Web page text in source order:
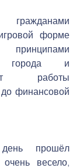
форме
города и
работы
финансовой
прошёл
весело,